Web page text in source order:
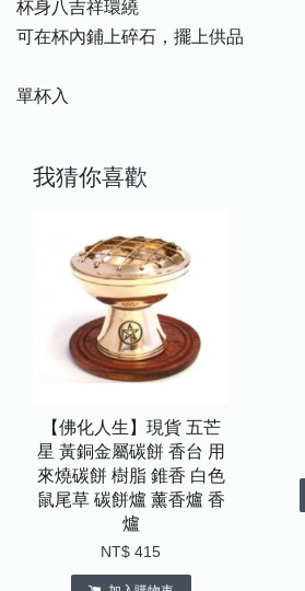
杯身八吉祥環繞
可在杯內鋪上碎石，擺上供品
單杯入
我猜你喜歡
【佛化人生】現貨 五芒
星 黃銅金屬碳餅 香台 用
來燒碳餅 樹脂 錐香 白色
鼠尾草 碳餅爐 薰香爐 香
爐
NT$ 415